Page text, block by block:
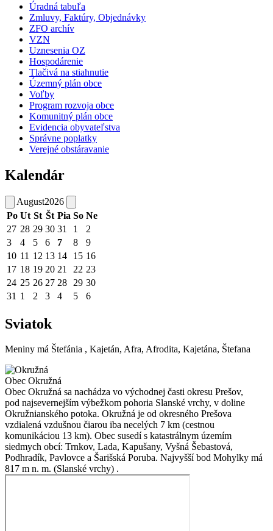
Úradná tabuľa
Zmluvy, Faktúry, Objednávky
ZFO archív
VZN
Uznesenia OZ
Hospodárenie
Tlačivá na stiahnutie
Územný plán obce
Voľby
Program rozvoja obce
Komunitný plán obce
Evidencia obyvateľstva
Správne poplatky
Verejné obstáravanie
Kalendár
August2026
Po Ut St Št Pia So Ne
27 28 29 30 31 1
2
3
4 5 6 7 8
9
10 11 12 13 14 15 16
17 18 19 20 21 22 23
24 25 26 27 28 29 30
31 1 2 3 4 5 6
Sviatok
Meniny má Štefánia , Kajetán, Afra, Afrodita, Kajetána, Štefana
Obec Okružná
Obec Okružná sa nachádza vo východnej časti okresu Prešov,
pod najsevernejším výbežkom pohoria Slanské vrchy, v doline
Okružnianského potoka. Okružná je od okresného Prešova
vzdialená vzdušnou čiarou iba necelých 7 km (cestnou
komunikáciou 13 km). Obec susedí s katastrálnym územím
siedmych obcí: Trnkov, Lada, Kapušany, Vyšná Šebastová,
Podhradík, Pavlovce a Šarišská Poruba. Najvyšší bod Mohylky má
817 m n. m. (Slanské vrchy) .